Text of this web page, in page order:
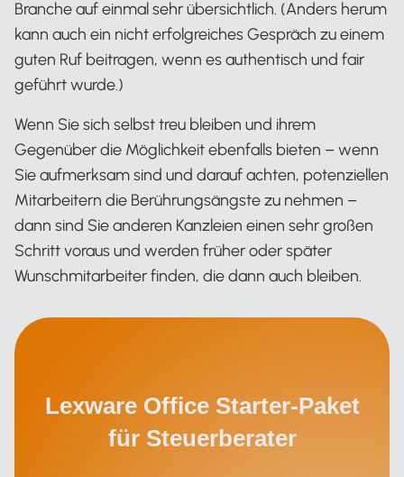
Branche auf einmal sehr übersichtlich. (Anders herum
kann auch ein nicht erfolgreiches Gespräch zu einem
guten Ruf beitragen, wenn es authentisch und fair
geführt wurde.)
Wenn Sie sich selbst treu bleiben und ihrem
Gegenüber die Möglichkeit ebenfalls bieten – wenn
Sie aufmerksam sind und darauf achten, potenziellen
Mitarbeitern die Berührungsängste zu nehmen –
dann sind Sie anderen Kanzleien einen sehr großen
Schritt voraus und werden früher oder später
Wunschmitarbeiter finden, die dann auch bleiben.
Lexware Office Starter-Paket
für Steuerberater